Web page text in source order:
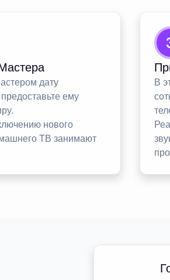
дату
ему
нового
ТВ занимают
В